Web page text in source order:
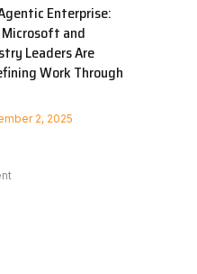
Enterprise:
and
Leaders Are
Work Through
2, 2025